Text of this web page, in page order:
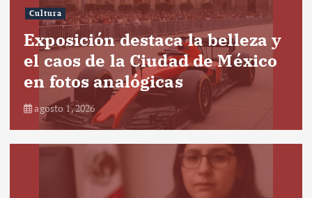
Cultura
Exposición destaca la belleza y
el caos de la Ciudad de México
en fotos analógicas
agosto 1, 2026